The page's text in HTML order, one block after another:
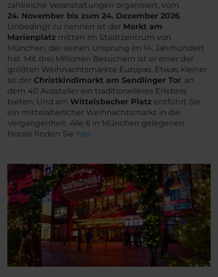
zahlreiche Veranstaltungen organisiert, vom
24. November bis zum 24. Dezember 2026.
Unbedingt zu nennen ist der Markt am
Marienplatz mitten im Stadtzentrum von
München, der seinen Ursprung im 14. Jahrhundert
hat. Mit drei Millionen Besuchern ist er einer der
größten Weihnachtsmärkte Europas. Etwas kleiner
ist der Christkindlmarkt am Sendlinger Tor, an
dem 40 Aussteller ein traditionelleres Erlebnis
bieten. Und am Wittelsbacher Platz entführt Sie
ein mittelalterlicher Weihnachtsmarkt in die
Vergangenheit. Alle 6 in München gelegenen
Hotels finden Sie hier.